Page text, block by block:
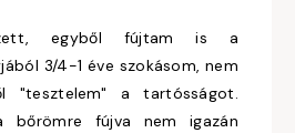
egyből fújtam is a
3/4-1 éve szokásom, nem
"tesztelem" a tartósságot.
bőrömre fújva nem igazán